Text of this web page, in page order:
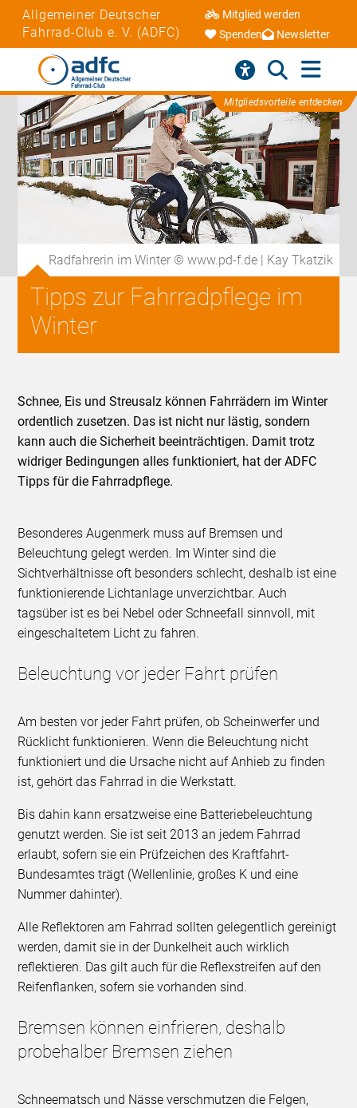
Allgemeiner Deutscher
Fahrrad-Club e. V. (ADFC)
Mitglied werden
Spenden
Newsletter
Mitgliedsvorteile entdecken
Radfahrerin im Winter © www.pd-f.de | Kay Tkatzik
Tipps zur Fahrradpflege im
Winter
Schnee, Eis und Streusalz können Fahrrädern im Winter
ordentlich zusetzen. Das ist nicht nur lästig, sondern
kann auch die Sicherheit beeinträchtigen. Damit trotz
widriger Bedingungen alles funktioniert, hat der ADFC
Tipps für die Fahrradpflege.
Besonderes Augenmerk muss auf Bremsen und
Beleuchtung gelegt werden. Im Winter sind die
Sichtverhältnisse oft besonders schlecht, deshalb ist eine
funktionierende Lichtanlage unverzichtbar. Auch
tagsüber ist es bei Nebel oder Schneefall sinnvoll, mit
eingeschaltetem Licht zu fahren.
Beleuchtung vor jeder Fahrt prüfen
Am besten vor jeder Fahrt prüfen, ob Scheinwerfer und
Rücklicht funktionieren. Wenn die Beleuchtung nicht
funktioniert und die Ursache nicht auf Anhieb zu finden
ist, gehört das Fahrrad in die Werkstatt.
Bis dahin kann ersatzweise eine Batteriebeleuchtung
genutzt werden. Sie ist seit 2013 an jedem Fahrrad
erlaubt, sofern sie ein Prüfzeichen des Kraftfahrt-
Bundesamtes trägt (Wellenlinie, großes K und eine
Nummer dahinter).
Alle Reflektoren am Fahrrad sollten gelegentlich gereinigt
werden, damit sie in der Dunkelheit auch wirklich
reflektieren. Das gilt auch für die Reflexstreifen auf den
Reifenflanken, sofern sie vorhanden sind.
Bremsen können einfrieren, deshalb
probehalber Bremsen ziehen
Schneematsch und Nässe verschmutzen die Felgen,